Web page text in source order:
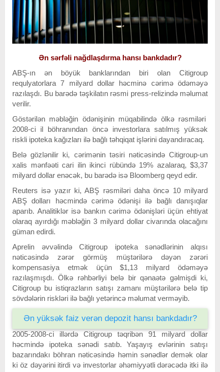
Ən sərfəli nağdlaşdırma hansı bankdadır?
ABŞ-ın ən böyük banklarından biri olan Citigroup
requlyatorlara 7 milyard dollar həcminə cərimə ödəməyə
razılaşdı. Bu barədə təşkilatın rəsmi press-relizində məlumat
verilir.
Göstərilən məbləğin ödənişinin müqabilində ölkə rəsmiləri
2008-ci il böhranından öncə investorlara satılmış yüksək
riskli ipoteka kağızları ilə bağlı təhqiqat işlərini dayandıracaq.
Belə gözlənilir ki, cərimənin təsiri nəticəsində Citigroup-un
xalis mənfəəti cari ilin ikinci rübündə 19% azalaraq, $3,37
milyard dollar enəcək, bu barədə isə Bloomberg qeyd edir.
Reuters isə yazır ki, ABŞ rəsmiləri daha öncə 10 milyard
ABŞ dolları həcmində cərimə ödənişi ilə bağlı danışıqlar
aparıb. Analitiklər isə bankın cərimə ödənişləri üçün ehtiyat
olaraq ayırdığı məbləğin 3 milyard dollar civarında olacağını
güman edirdi.
Aprelin əvvəlində Citigroup ipoteka sənədlərinin alqısı
nəticəsində zərər görmüş müştərilərə dəyən zərəri
kompensasiya etmək üçün $1,13 milyard ödəməyə
razılaşmışdı. Ölkə rəhbərliyi belə bir qənaətə gəlmişdi ki,
Citigroup bu istiqrazların satışı zamanı müştərilərə belə tip
sövdələrin riskləri ilə bağlı yetərincə məlumat verməyib.
Ən yüksək faiz verən depozit hansı bankdadır?
2005-2008-ci illərdə Citigroup təqribən 91 milyard dollar
həcmində ipoteka sənədi satıb. Yaşayış evlərinin satışı
bazarındakı böhran nəticəsində həmin sənədlər demək olar
ki öz dəyərini itirdi və investorlar əhəmiyyətli dərəcədə itki ilə